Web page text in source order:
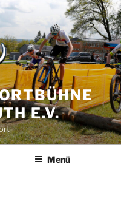
E.V.
Menü